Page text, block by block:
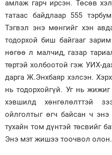
амлаж гарч ирсэн. Төсөв
татаас байдлаар 555
Тэгвэл энэ мөнгийг хэн
тодорхой биш байгааг
нөгөө л малчид, газар
төртэй холбоотой гэж УИХ-
дарга Ж.Энхбаяр хэлсэн.
нь тодорхойгүй. Уг нь
хэвшилд хөнгөлөлттэй
ойлголтыг өгч байсан ч энэ
тухайн том дүнтэй төсвийг
Энэ мэт жишээ тоочвол олон.